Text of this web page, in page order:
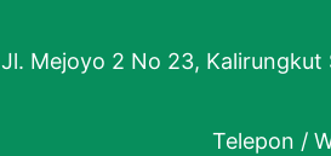
Jl. Mejoyo 2 No 23, Kalirungkut
Telepon /